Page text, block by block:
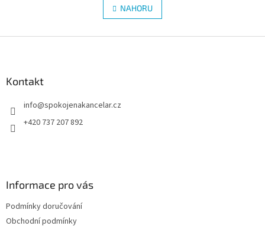
l
á
n
k
v
NAHORU
Kontakt
info@spokojenakancelar.cz
+420 737 207 892
Informace pro vás
Podmínky doručování
Obchodní podmínky